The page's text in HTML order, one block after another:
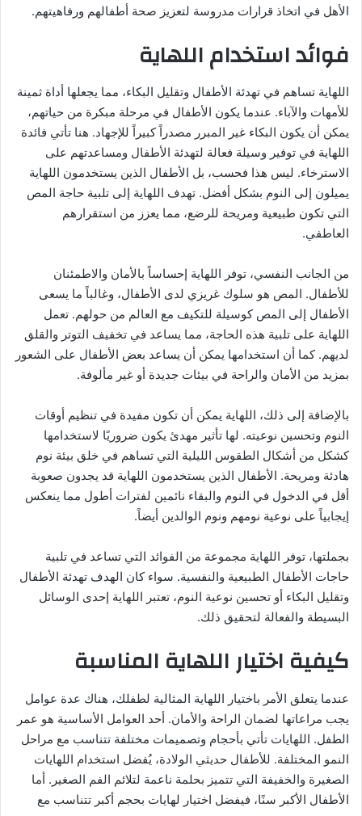
الأهل في اتخاذ قرارات مدروسة لتعزيز صحة أطفالهم ورفاهيتهم.
فوائد استخدام اللهاية
اللهاية تساهم في تهدئة الأطفال وتقليل البكاء، مما يجعلها أداة ثمينة
للأمهات والآباء. عندما يكون الأطفال في مرحلة مبكرة من حياتهم،
يمكن أن يكون البكاء غير المبرر مصدراً كبيراً للإجهاد. هنا تأتي فائدة
اللهاية في توفير وسيلة فعالة لتهدئة الأطفال ومساعدتهم على
الاسترخاء. ليس هذا فحسب، بل الأطفال الذين يستخدمون اللهاية
يميلون إلى النوم بشكل أفضل. تهدف اللهاية إلى تلبية حاجة المص
التي تكون طبيعية ومريحة للرضع، مما يعزز من استقرارهم
العاطفي.
من الجانب النفسي، توفر اللهاية إحساساً بالأمان والاطمئنان
للأطفال. المص هو سلوك غريزي لدى الأطفال، وغالباً ما يسعى
الأطفال إلى المص كوسيلة للتكيف مع العالم من حولهم. تعمل
اللهاية على تلبية هذه الحاجة، مما يساعد في تخفيف التوتر والقلق
لديهم. كما أن استخدامها يمكن أن يساعد بعض الأطفال على الشعور
بمزيد من الأمان والراحة في بيئات جديدة أو غير مألوفة.
بالإضافة إلى ذلك، اللهاية يمكن أن تكون مفيدة في تنظيم أوقات
النوم وتحسين نوعيته. لها تأثير مهدئ يكون ضروريًا لاستخدامها
كشكل من أشكال الطقوس الليلية التي تساهم في خلق بيئة نوم
هادئة ومريحة. الأطفال الذين يستخدمون اللهاية قد يجدون صعوبة
أقل في الدخول في النوم والبقاء نائمين لفترات أطول مما ينعكس
إيجابياً على نوعية نومهم ونوم الوالدين أيضاً.
بجملتها، توفر اللهاية مجموعة من الفوائد التي تساعد في تلبية
حاجات الأطفال الطبيعية والنفسية. سواء كان الهدف تهدئة الأطفال
وتقليل البكاء أو تحسين نوعية النوم، تعتبر اللهاية إحدى الوسائل
البسيطة والفعالة لتحقيق ذلك.
كيفية اختيار اللهاية المناسبة
عندما يتعلق الأمر باختيار اللهاية المثالية لطفلك، هناك عدة عوامل
يجب مراعاتها لضمان الراحة والأمان. أحد العوامل الأساسية هو عمر
الطفل. اللهايات تأتي بأحجام وتصميمات مختلفة تتناسب مع مراحل
النمو المختلفة. للأطفال حديثي الولادة، يُفضل استخدام اللهايات
الصغيرة والخفيفة التي تتميز بحلمة ناعمة لتلائم الفم الصغير. أما
الأطفال الأكبر سنًا، فيفضل اختيار لهايات بحجم أكبر تتناسب مع